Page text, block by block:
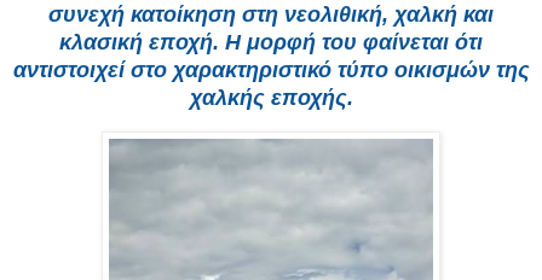
συνεχή κατοίκηση στη νεολιθική, χαλκή και
κλασική εποχή. Η μορφή του φαίνεται ότι
αντιστοιχεί στο χαρακτηριστικό τύπο οικισμών της
χαλκής εποχής.